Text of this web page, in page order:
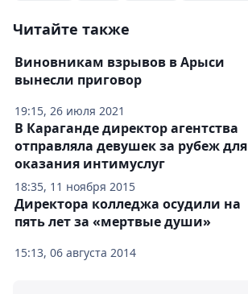
Читайте также
19:15, 26 июля 2021
Виновникам взрывов в Арыси
вынесли приговор
18:35, 11 ноября 2015
В Караганде директор агентства
отправляла девушек за рубеж для
оказания интимуслуг
15:13, 06 августа 2014
Директора колледжа осудили на
пять лет за «мертвые души»